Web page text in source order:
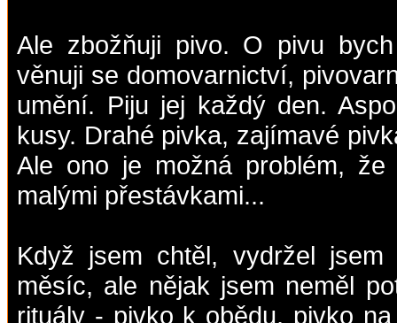
Ale zbožňuji pivo. O pivu
věnuji se domovarnictví,
umění. Piju jej každý den.
kusy. Drahé pivka, zajímavé
Ale ono je možná problém,
malými přestávkami...
Když jsem chtěl, vydržel
měsíc, ale nějak jsem neměl
rituály - pivko k obědu, pivko